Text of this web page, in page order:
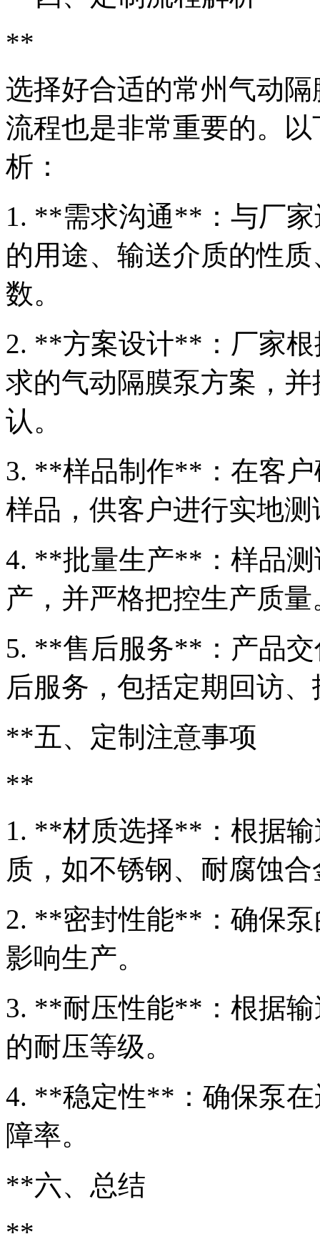
**
选择好合适的常州气动
流程也是非常重要的。
析：
1. **需求沟通**：与厂
的用途、输送介质的性
数。
2. **方案设计**：厂家
求的气动隔膜泵方案，
认。
3. **样品制作**：在客
样品，供客户进行实地
4. **批量生产**：样品
产，并严格把控生产质量
5. **售后服务**：产品
后服务，包括定期回访
**五、定制注意事项
**
1. **材质选择**：根据
质，如不锈钢、耐腐蚀
2. **密封性能**：确保
影响生产。
3. **耐压性能**：根据
的耐压等级。
4. **稳定性**：确保泵
障率。
**六、总结
**